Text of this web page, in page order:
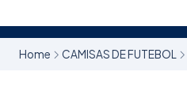
Home CAMISAS DE FUTEBOL